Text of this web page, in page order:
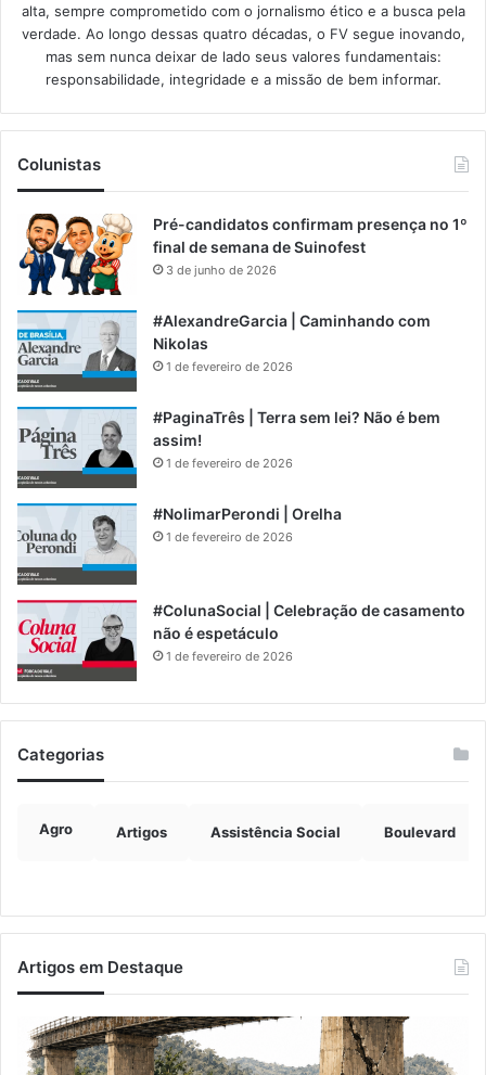
alta, sempre comprometido com o jornalismo ético e a busca pela
verdade. Ao longo dessas quatro décadas, o FV segue inovando,
mas sem nunca deixar de lado seus valores fundamentais:
responsabilidade, integridade e a missão de bem informar.​
Colunistas
Pré-candidatos confirmam presença no 1º
final de semana de Suinofest
3 de junho de 2026
#AlexandreGarcia | Caminhando com
Nikolas
1 de fevereiro de 2026
#PaginaTrês | Terra sem lei? Não é bem
assim!
1 de fevereiro de 2026
#NolimarPerondi | Orelha
1 de fevereiro de 2026
#ColunaSocial | Celebração de casamento
não é espetáculo
1 de fevereiro de 2026
Categorias
Agro Artigos Assistência Social Boulevard
Artigos em Destaque
Balsa